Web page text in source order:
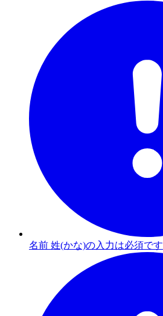
名前 姓(かな)の入力は必須です